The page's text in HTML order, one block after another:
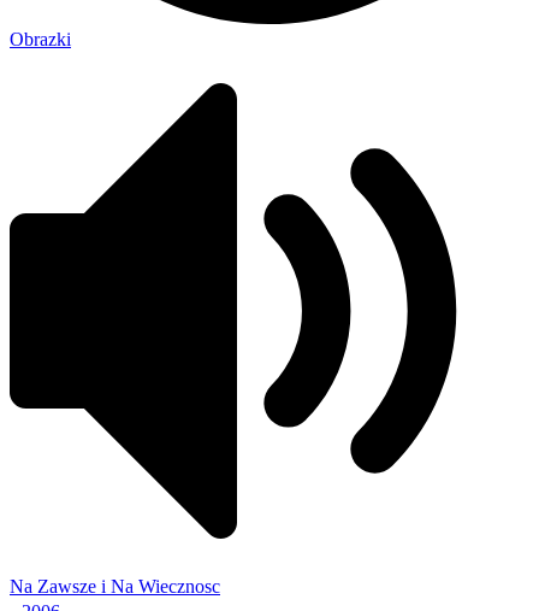
Obrazki
Na Zawsze i Na Wiecznosc